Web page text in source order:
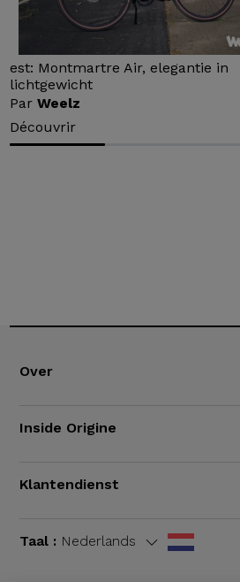
est: Montmartre Air, elegantie in
lichtgewicht
ParWeelz
Découvrir
Over
Inside Origine
Klantendienst
Taal : Nederlands